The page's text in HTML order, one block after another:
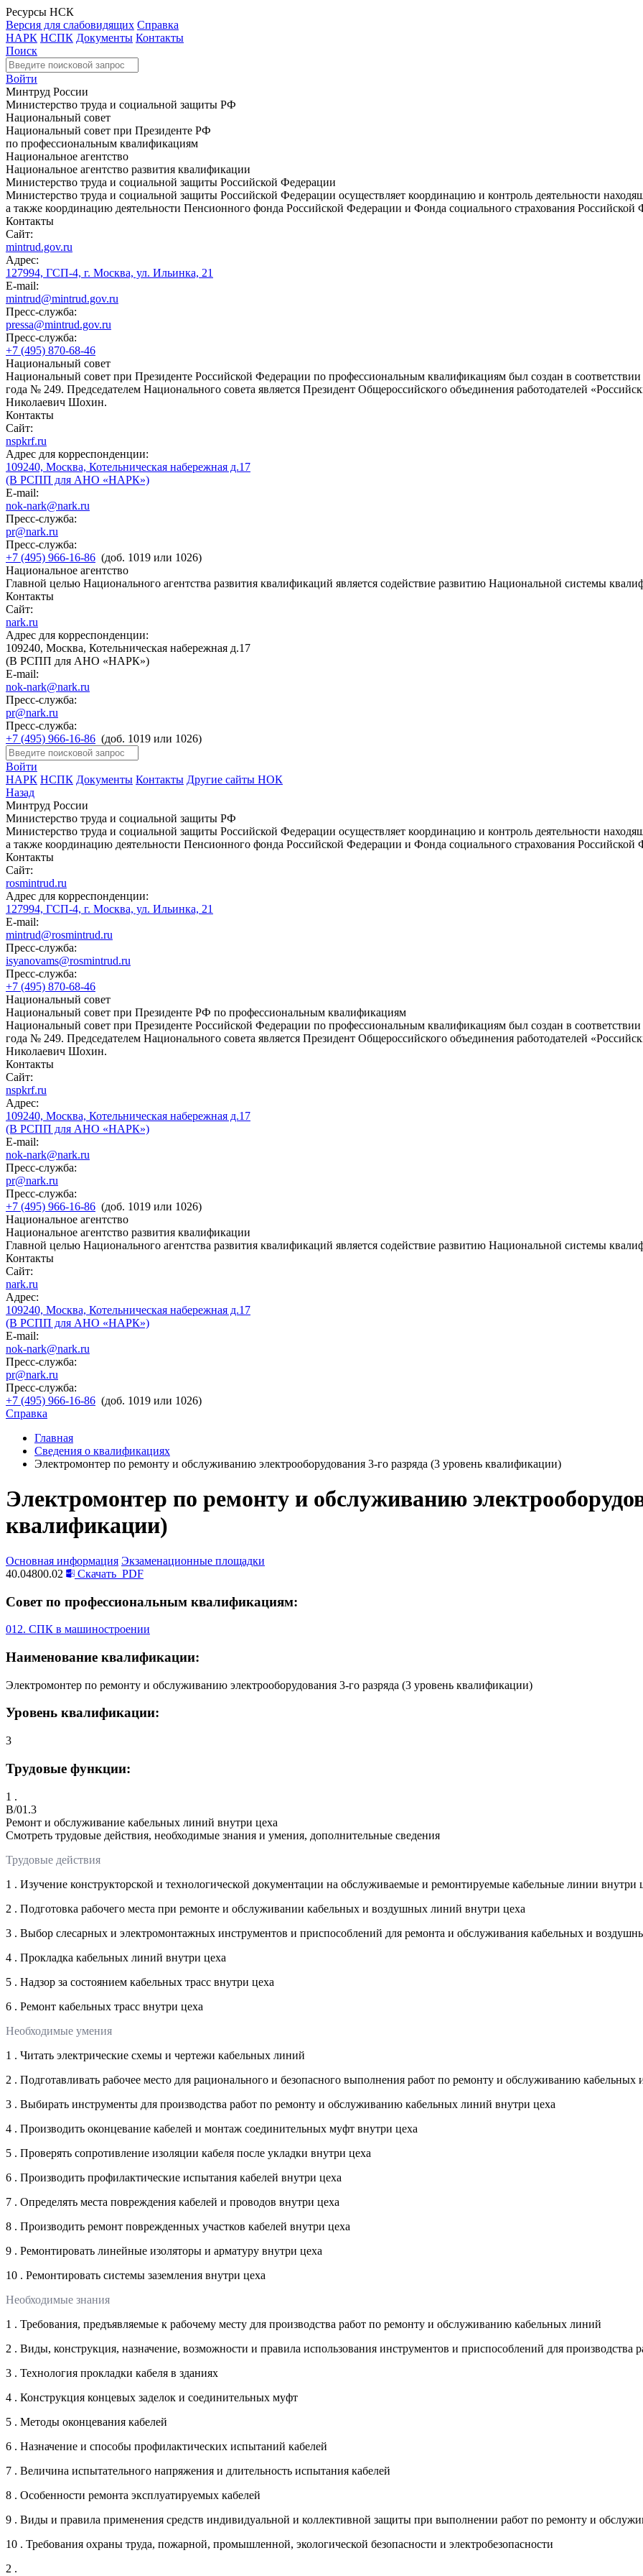
Ресурсы НСК
Версия для слабовидящих Справка
НАРК НСПК Документы Контакты
Поиск
Войти
Минтруд России
Министерство труда и социальной защиты РФ
Национальный совет
Национальный совет при Президенте РФ
по профессиональным квалификациям
Национальное агентство
Национальное агентство развития квалификации
Министерство труда и социальной защиты Российской Федерации
Министерство труда и социальной защиты Российской Федерации осуществляет координацию и контроль деятельности
а также координацию деятельности Пенсионного фонда Российской Федерации и Фонда социального страхования Российской
Контакты
Сайт:
mintrud.gov.ru
Адрес:
127994, ГСП-4, г. Москва, ул. Ильинка, 21
E-mail:
mintrud@mintrud.gov.ru
Пресс-служба:
pressa@mintrud.gov.ru
Пресс-служба:
+7 (495) 870-68-46
Национальный совет
Национальный совет при Президенте Российской Федерации по профессиональным квалификациям был создан в
года № 249. Председателем Национального совета является Президент Общероссийского объединения работодателей
Николаевич Шохин.
Контакты
Сайт:
nspkrf.ru
Адрес для корреспонденции:
109240, Москва, Котельническая набережная д.17
(В РСПП для АНО «НАРК»)
E-mail:
nok-nark@nark.ru
Пресс-служба:
pr@nark.ru
Пресс-служба:
+7 (495) 966-16-86 (доб. 1019 или 1026)
Национальное агентство
Главной целью Национального агентства развития квалификаций является содействие развитию Национальной системы
Контакты
Сайт:
nark.ru
Адрес для корреспонденции:
109240, Москва, Котельническая набережная д.17
(В РСПП для АНО «НАРК»)
E-mail:
nok-nark@nark.ru
Пресс-служба:
pr@nark.ru
Пресс-служба:
+7 (495) 966-16-86 (доб. 1019 или 1026)
Войти
НАРК НСПК Документы Контакты Другие сайты НОК
Назад
Минтруд России
Министерство труда и социальной защиты РФ
Министерство труда и социальной защиты Российской Федерации осуществляет координацию и контроль деятельности
а также координацию деятельности Пенсионного фонда Российской Федерации и Фонда социального страхования Российской
Контакты
Сайт:
rosmintrud.ru
Адрес для корреспонденции:
127994, ГСП-4, г. Москва, ул. Ильинка, 21
E-mail:
mintrud@rosmintrud.ru
Пресс-служба:
isyanovams@rosmintrud.ru
Пресс-служба:
+7 (495) 870-68-46
Национальный совет
Национальный совет при Президенте РФ по профессиональным квалификациям
Национальный совет при Президенте Российской Федерации по профессиональным квалификациям был создан в
года № 249. Председателем Национального совета является Президент Общероссийского объединения работодателей
Николаевич Шохин.
Контакты
Сайт:
nspkrf.ru
Адрес:
109240, Москва, Котельническая набережная д.17
(В РСПП для АНО «НАРК»)
E-mail:
nok-nark@nark.ru
Пресс-служба:
pr@nark.ru
Пресс-служба:
+7 (495) 966-16-86 (доб. 1019 или 1026)
Национальное агентство
Национальное агентство развития квалификации
Главной целью Национального агентства развития квалификаций является содействие развитию Национальной системы
Контакты
Сайт:
nark.ru
Адрес:
109240, Москва, Котельническая набережная д.17
(В РСПП для АНО «НАРК»)
E-mail:
nok-nark@nark.ru
Пресс-служба:
pr@nark.ru
Пресс-служба:
+7 (495) 966-16-86 (доб. 1019 или 1026)
Справка
Главная
Сведения о квалификациях
Электромонтер по ремонту и обслуживанию электрооборудования 3-го разряда (3 уровень квалификации)
Электромонтер по ремонту и обслуживанию
квалификации)
Основная информация Экзаменационные площадки
40.04800.02
Скачать PDF
Совет по профессиональным квалификациям:
012. СПК в машиностроении
Наименование квалификации:
Электромонтер по ремонту и обслуживанию электрооборудования 3-го разряда (3 уровень квалификации)
Уровень квалификации:
3
Трудовые функции:
1 .
B/01.3
Ремонт и обслуживание кабельных линий внутри цеха
Смотреть трудовые действия, необходимые знания и умения, дополнительные сведения
Трудовые действия
1 . Изучение конструкторской и технологической документации на обслуживаемые и ремонтируемые кабельные линии внутри
2 . Подготовка рабочего места при ремонте и обслуживании кабельных и воздушных линий внутри цеха
3 . Выбор слесарных и электромонтажных инструментов и приспособлений для ремонта и обслуживания кабельных и
4 . Прокладка кабельных линий внутри цеха
5 . Надзор за состоянием кабельных трасс внутри цеха
6 . Ремонт кабельных трасс внутри цеха
Необходимые умения
1 . Читать электрические схемы и чертежи кабельных линий
2 . Подготавливать рабочее место для рационального и безопасного выполнения работ по ремонту и обслуживанию
3 . Выбирать инструменты для производства работ по ремонту и обслуживанию кабельных линий внутри цеха
4 . Производить оконцевание кабелей и монтаж соединительных муфт внутри цеха
5 . Проверять сопротивление изоляции кабеля после укладки внутри цеха
6 . Производить профилактические испытания кабелей внутри цеха
7 . Определять места повреждения кабелей и проводов внутри цеха
8 . Производить ремонт поврежденных участков кабелей внутри цеха
9 . Ремонтировать линейные изоляторы и арматуру внутри цеха
10 . Ремонтировать системы заземления внутри цеха
Необходимые знания
1 . Требования, предъявляемые к рабочему месту для производства работ по ремонту и обслуживанию кабельных линий
2 . Виды, конструкция, назначение, возможности и правила использования инструментов и приспособлений для
3 . Технология прокладки кабеля в зданиях
4 . Конструкция концевых заделок и соединительных муфт
5 . Методы оконцевания кабелей
6 . Назначение и способы профилактических испытаний кабелей
7 . Величина испытательного напряжения и длительность испытания кабелей
8 . Особенности ремонта эксплуатируемых кабелей
9 . Виды и правила применения средств индивидуальной и коллективной защиты при выполнении работ по ремонту и
10 . Требования охраны труда, пожарной, промышленной, экологической безопасности и электробезопасности
2 .